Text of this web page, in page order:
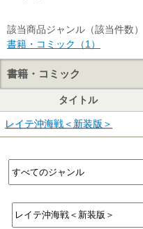
該当商品ジャンル（該当件数）
書籍・コミック（1）
書籍・コミック
タイトル
レイテ沖海戦＜新装版＞